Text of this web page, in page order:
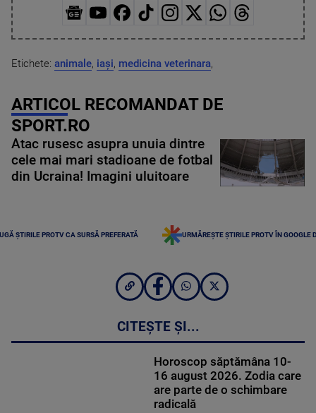
Etichete: animale, iași, medicina veterinara,
ARTICOL RECOMANDAT DE
SPORT.RO
Atac rusesc asupra unuia dintre
cele mai mari stadioane de fotbal
din Ucraina! Imagini uluitoare
ȘTIRILE PROTV CA SURSĂ PREFERATĂ URMĂREȘTE ȘTIRILE PROTV ÎN GOOGLE
CITEȘTE ȘI...
Horoscop săptămâna 10-
16 august 2026. Zodia care
are parte de o schimbare
radicală